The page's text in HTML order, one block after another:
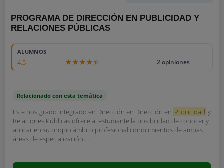
PROGRAMA DE DIRECCIÓN EN PUBLICIDAD Y
RELACIONES PÚBLICAS
ALUMNOS
4.5 2 opiniones
Relacionado con esta temática
Este postgrado integrado en Dirección en Dirección en Publicidad y
Relaciones Públicas ofrece al estudiante la posibilidad de conocer y
aplicar en su propio ámbito profesional conocimientos de ambas
áreas de especialización....